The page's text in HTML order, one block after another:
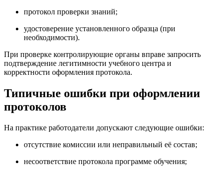
протокол проверки знаний;
удостоверение установленного образца (при
необходимости).
При проверке контролирующие органы вправе запросить
подтверждение легитимности учебного центра и
корректности оформления протокола.
Типичные ошибки при оформлении
протоколов
На практике работодатели допускают следующие ошибки:
отсутствие комиссии или неправильный её состав;
несоответствие протокола программе обучения;